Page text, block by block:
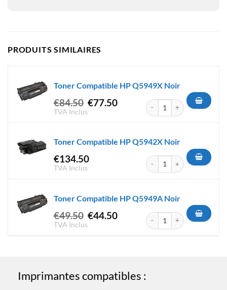
PRODUITS SIMILAIRES
Toner Compatible HP Q5949X Noir
€84.50 Le
€84.50.
€77.50Le
€77.50.
TVA Inclus
quantité de Toner
Toner Compatible HP Q5942X Noir
€134.50
TVA Inclus
quantité de Toner
Toner Compatible HP Q5949A Noir
€49.50 Le
€44.50Le
TVA Inclus
quantité de Toner
Imprimantes compatibles :